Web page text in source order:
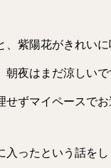
、紫陽花がきれい
朝夜はまだ涼しい
ずマイペースでお
入ったという話を